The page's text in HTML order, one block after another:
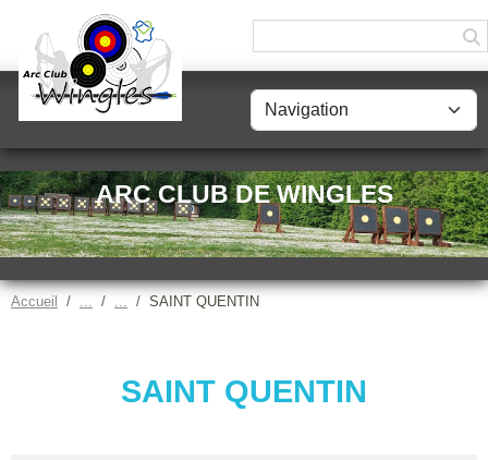
ARC CLUB DE WINGLES
Accueil SAINT QUENTIN
SAINT QUENTIN
Panneau de gestion des cookies